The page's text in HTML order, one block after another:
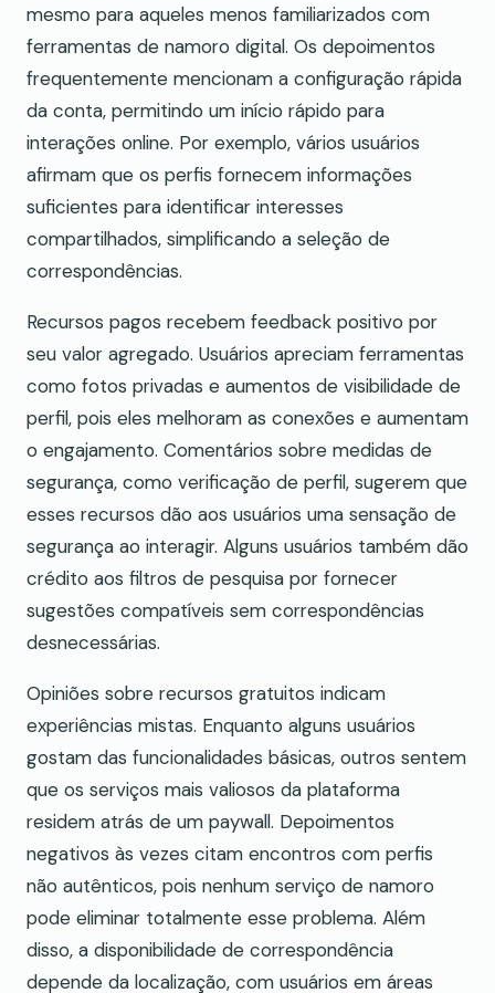
mesmo para aqueles menos familiarizados com
ferramentas de namoro digital. Os depoimentos
frequentemente mencionam a configuração rápida
da conta, permitindo um início rápido para
interações online. Por exemplo, vários usuários
afirmam que os perfis fornecem informações
suficientes para identificar interesses
compartilhados, simplificando a seleção de
correspondências.
Recursos pagos recebem feedback positivo por
seu valor agregado. Usuários apreciam ferramentas
como fotos privadas e aumentos de visibilidade de
perfil, pois eles melhoram as conexões e aumentam
o engajamento. Comentários sobre medidas de
segurança, como verificação de perfil, sugerem que
esses recursos dão aos usuários uma sensação de
segurança ao interagir. Alguns usuários também dão
crédito aos filtros de pesquisa por fornecer
sugestões compatíveis sem correspondências
desnecessárias.
Opiniões sobre recursos gratuitos indicam
experiências mistas. Enquanto alguns usuários
gostam das funcionalidades básicas, outros sentem
que os serviços mais valiosos da plataforma
residem atrás de um paywall. Depoimentos
negativos às vezes citam encontros com perfis
não autênticos, pois nenhum serviço de namoro
pode eliminar totalmente esse problema. Além
disso, a disponibilidade de correspondência
depende da localização, com usuários em áreas